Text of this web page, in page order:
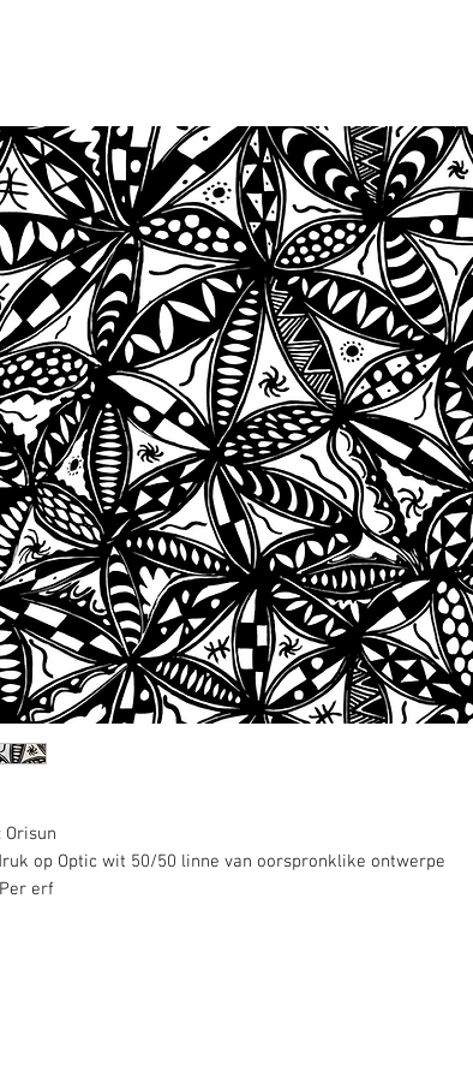
Orisun
op Optic wit 50/50 linne van oorspronklike ontwerpe
erf